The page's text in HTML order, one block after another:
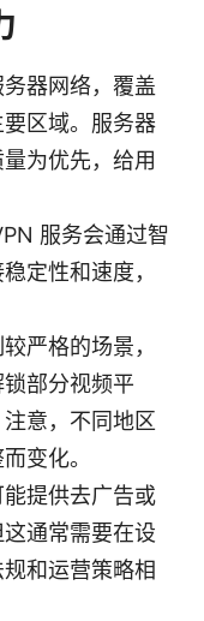
器网络，覆盖
区域。服务器
为优先，给用
服务会通过智
定性和速度，
严格的场景，
部分视频平
意，不同地区
变化。
提供去广告或
通常需要在设
和运营策略相